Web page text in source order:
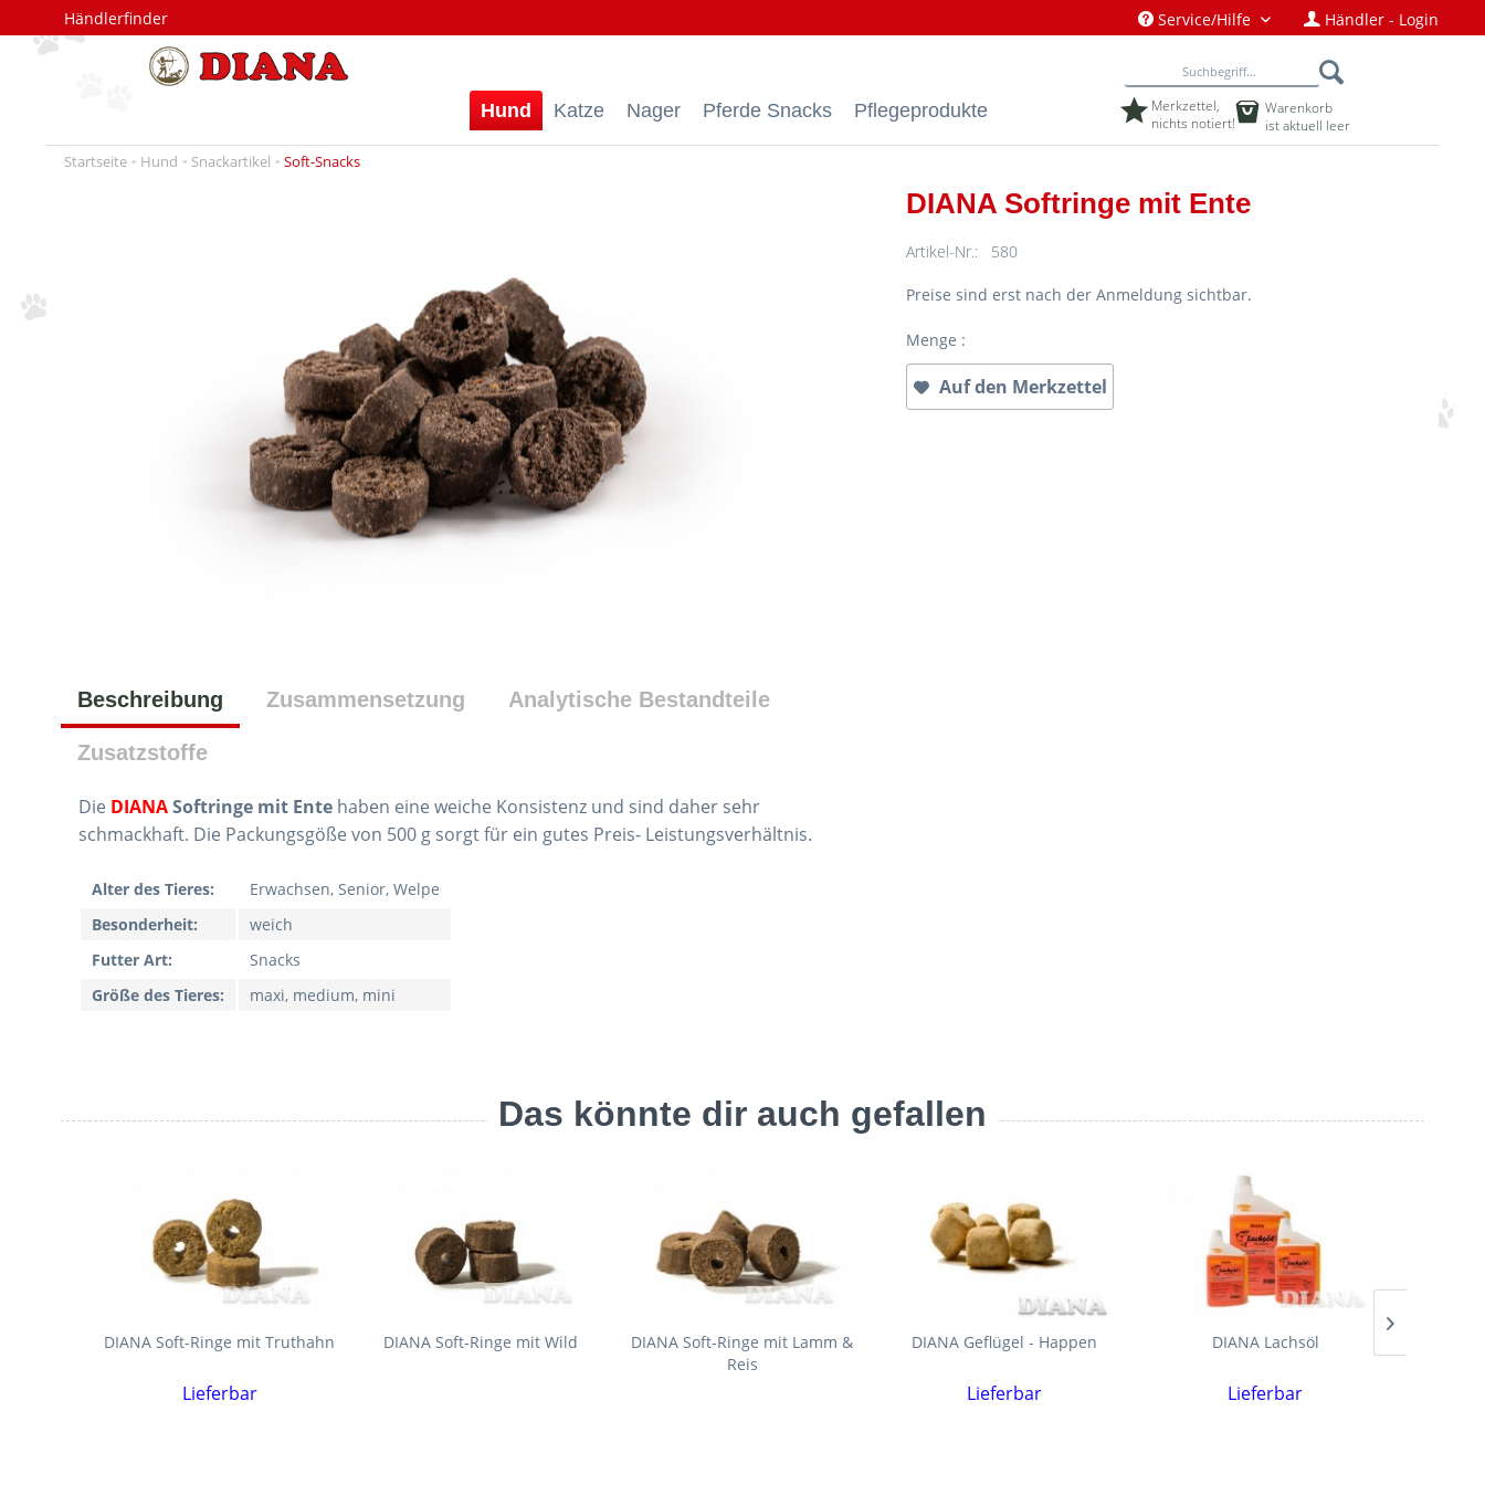
Händlerfinder Service/Hilfe Händler - Login
Hund Katze Nager Pferde Snacks Pflegeprodukte
Merkzettel,
nichts notiert!
Warenkorb
ist aktuell leer
Startseite Hund Snackartikel Soft-Snacks
DIANA Softringe mit Ente
Artikel-Nr.: 580
Preise sind erst nach der Anmeldung sichtbar.
Menge :
Auf den Merkzettel
Beschreibung Zusammensetzung Analytische Bestandteile
Zusatzstoffe
Die DIANASoftringe mit Entehaben eine weiche Konsistenz und sind daher sehr
schmackhaft. Die Packungsgöße von 500 g sorgt für ein gutes Preis- Leistungsverhältnis.
Alter des Tieres:
Erwachsen, Senior, Welpe
Besonderheit:
weich
Futter Art:
Snacks
Größe des Tieres:
maxi, medium, mini
Das könnte dir auch gefallen
DIANA Soft-Ringe mit Truthahn
Lieferbar
DIANA Soft-Ringe mit Wild
DIANA Soft-Ringe mit Lamm &
Reis
DIANA Geflügel - Happen
Lieferbar
DIANA Lachsöl
Lieferbar